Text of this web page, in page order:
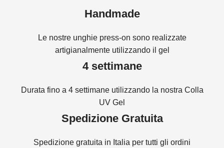
Handmade
Le nostre unghie press-on sono realizzate
artigianalmente utilizzando il gel
4 settimane
Durata fino a 4 settimane utilizzando la nostra Colla
UV Gel
Spedizione Gratuita
Spedizione gratuita in Italia per tutti gli ordini